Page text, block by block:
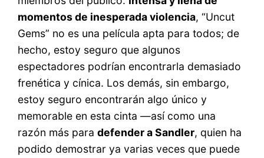
momentos de inesperada violencia, “Uncut
Gems” no es una película apta para todos; de
hecho, estoy seguro que algunos
espectadores podrían encontrarla demasiado
frenética y cínica. Los demás, sin embargo,
estoy seguro encontrarán algo único y
memorable en esta cinta —así como una
razón más paradefender a Sandler, quien ha
podido demostrar ya varias veces que puede